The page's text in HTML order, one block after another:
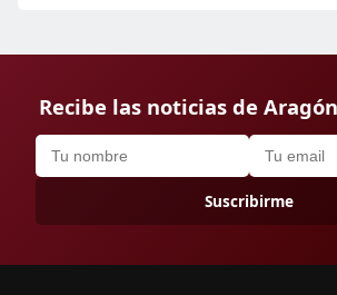
Recibe las noticias de
Suscribirme